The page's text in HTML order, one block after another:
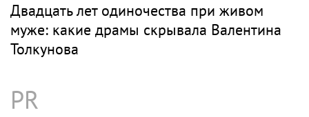
Двадцать лет одиночества при живом
муже: какие драмы скрывала Валентина
Толкунова
PR